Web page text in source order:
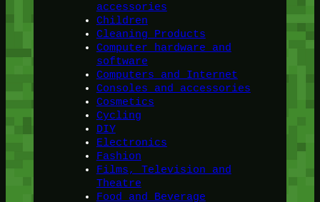
accessories
Children
Cleaning Products
Computer hardware and
software
Computers and Internet
Consoles and accessories
Cosmetics
Cycling
DIY
Electronics
Fashion
Films, Television and
Theatre
Food and Beverage